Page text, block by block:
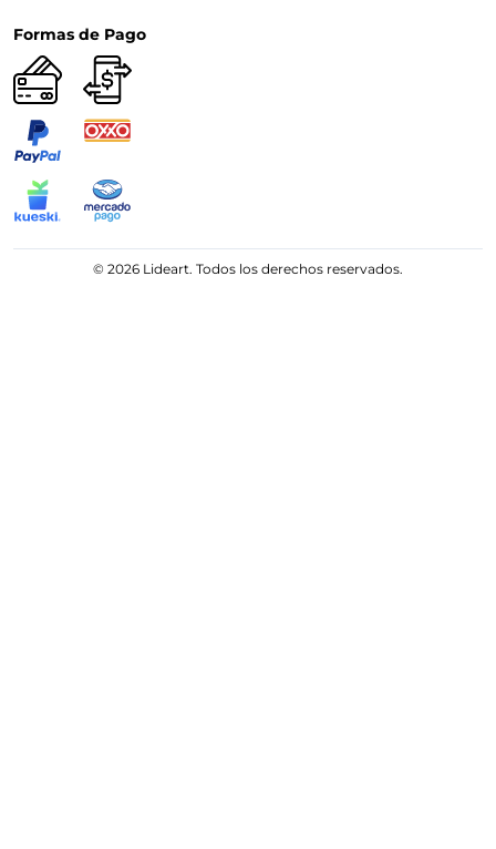
Formas de Pago
© 2026 Lideart. Todos los derechos reservados.